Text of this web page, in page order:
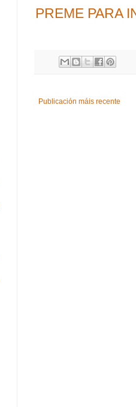
PREME PARA
Publicación máis recente